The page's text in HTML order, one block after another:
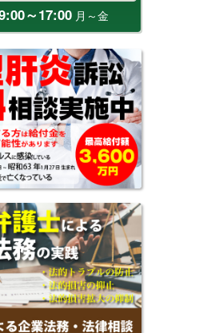
～17:00月～金